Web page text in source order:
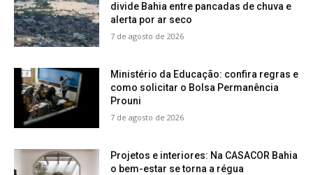
divide Bahia entre pancadas de chuva e
alerta por ar seco
7 de agosto de 2026
Ministério da Educação: confira regras e
como solicitar o Bolsa Permanência
Prouni
7 de agosto de 2026
Projetos e interiores: Na CASACOR Bahia
o bem-estar se torna a régua